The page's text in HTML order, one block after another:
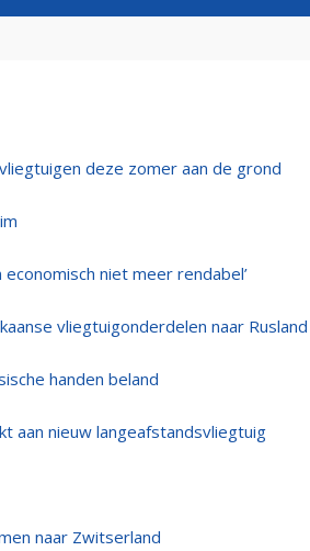
deze zomer aan de grond
niet meer rendabel’
vliegtuigonderdelen naar Rusland
handen beland
aan nieuw langeafstandsvliegtuig
naar Zwitserland